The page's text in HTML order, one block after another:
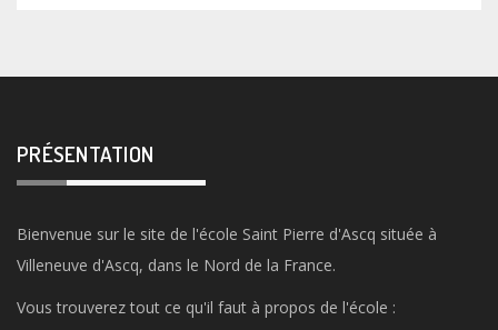
PRÉSENTATION
Bienvenue sur le site de l'école Saint Pierre d'Ascq située à
Villeneuve d'Ascq, dans le Nord de la France.
Vous trouverez tout ce qu'il faut à propos de l'école :